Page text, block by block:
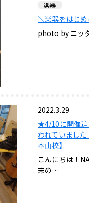
楽器
＼楽器をはじ
photo by ニッ
2022.3.29
★4/10に開催迫
われていまし
本山校】
こんにちは！
末の…